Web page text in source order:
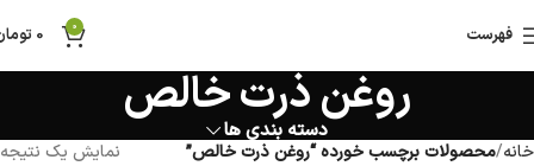
فهرست 0
0
روغن ذرت خالص
دسته بندی ها
خانه محصولات برچسب خورده “روغن ذرت خالص”
نمایش یک نتیجه